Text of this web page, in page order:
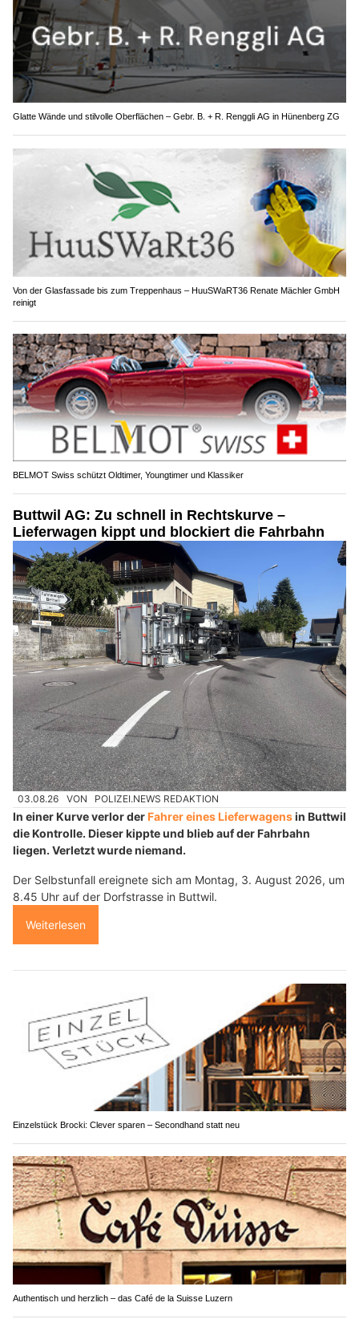
Glatte Wände und stilvolle Oberflächen – Gebr. B. + R. Renggli AG in Hünenberg ZG
Von der Glasfassade bis zum Treppenhaus – HuuSWaRT36 Renate Mächler GmbH
reinigt
BELMOT Swiss schützt Oldtimer, Youngtimer und Klassiker
Buttwil AG: Zu schnell in Rechtskurve –
Lieferwagen kippt und blockiert die Fahrbahn
03.08.26 VON POLIZEI.NEWS REDAKTION
In einer Kurve verlor derFahrer eines Lieferwagensin Buttwil
die Kontrolle. Dieser kippte und blieb auf der Fahrbahn
liegen. Verletzt wurde niemand.
Der Selbstunfall ereignete sich am Montag, 3. August 2026, um
8.45 Uhr auf der Dorfstrasse in Buttwil.
Weiterlesen
Einzelstück Brocki: Clever sparen – Secondhand statt neu
Authentisch und herzlich – das Café de la Suisse Luzern